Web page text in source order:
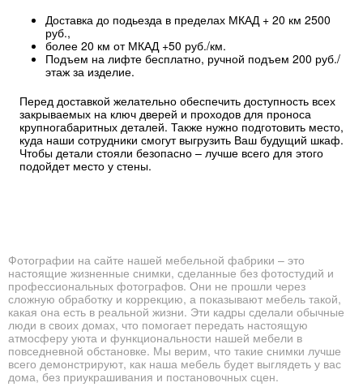
Доставка до подьезда в пределах МКАД + 20 км 2500
руб.,
более 20 км от МКАД +50 руб./км.
Подъем на лифте бесплатно, ручной подъем 200 руб./
этаж за изделие.
Перед доставкой желательно обеспечить доступность всех
закрываемых на ключ дверей и проходов для проноса
крупногабаритных деталей. Также нужно подготовить место,
куда наши сотрудники смогут выгрузить Ваш будущий шкаф.
Чтобы детали стояли безопасно – лучше всего для этого
подойдет место у стены.
Фотографии на сайте нашей мебельной фабрики – это
настоящие жизненные снимки, сделанные без фотостудий и
профессиональных фотографов. Они не прошли через
сложную обработку и коррекцию, а показывают мебель такой,
какая она есть в реальной жизни. Эти кадры сделали обычные
люди в своих домах, что помогает передать настоящую
атмосферу уюта и функциональности нашей мебели в
повседневной обстановке. Мы верим, что такие снимки лучше
всего демонстрируют, как наша мебель будет выглядеть у вас
дома, без приукрашивания и постановочных сцен.